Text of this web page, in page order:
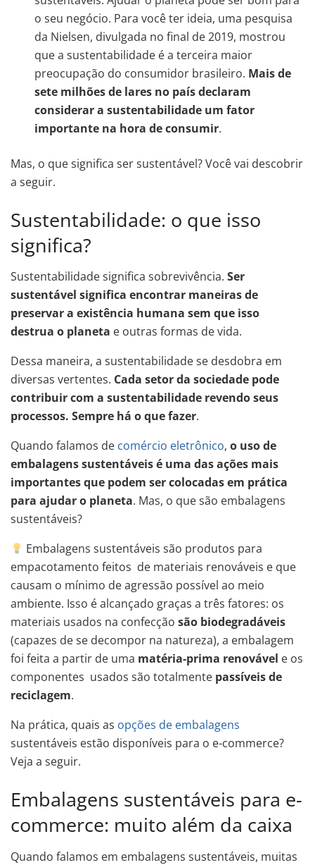
o seu negócio. Para você ter ideia, uma pesquisa
da Nielsen, divulgada no final de 2019, mostrou
que a sustentabilidade é a terceira maior
preocupação do consumidor brasileiro. Mais de
sete milhões de lares no país declaram
considerar a sustentabilidade um fator
importante na hora de consumir.
Mas, o que significa ser sustentável? Você vai descobrir
a seguir.
Sustentabilidade: o que isso
significa?
Sustentabilidade significa sobrevivência. Ser
sustentável significa encontrar maneiras de
preservar a existência humana sem que isso
destrua o planeta e outras formas de vida.
Dessa maneira, a sustentabilidade se desdobra em
diversas vertentes. Cada setor da sociedade pode
contribuir com a sustentabilidade revendo seus
processos. Sempre há o que fazer.
Quando falamos de comércio eletrônico, o uso de
embalagens sustentáveis é uma das ações mais
importantes que podem ser colocadas em prática
para ajudar o planeta. Mas, o que são embalagens
sustentáveis?
Embalagens sustentáveis são produtos para
empacotamento feitos de materiais renováveis e que
causam o mínimo de agressão possível ao meio
ambiente. Isso é alcançado graças a três fatores: os
materiais usados na confecção são biodegradáveis
(capazes de se decompor na natureza), a embalagem
foi feita a partir de uma matéria-prima renovável e os
componentes usados são totalmente passíveis de
reciclagem.
Na prática, quais as opções de embalagens
sustentáveis estão disponíveis para o e-commerce?
Veja a seguir.
Embalagens sustentáveis para e-
commerce: muito além da caixa
Quando falamos em embalagens sustentáveis, muitas